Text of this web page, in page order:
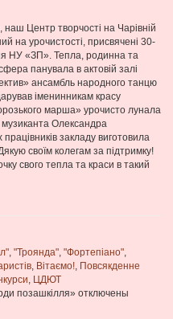
Центр творчості на Чарівній
на урочистості, присвячені 30-
НУ «ЗП». Тепла, родинна та
панувала в актовій залі
ансамбль народного танцю
іменинникам красу
марша» урочисто лунала
Олександра
закладу виготовила
своїм колегам за підтримку!
свого тепла та краси в такий
, "Троянда", "Фортепіано",
, Вітаємо!, Повсякденне
, ЦДЮТ
позашкілля» отключены